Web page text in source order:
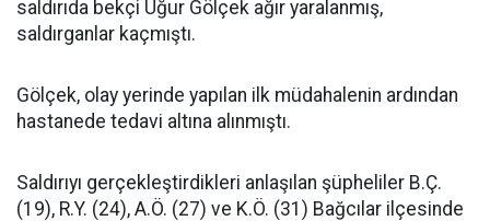
saldırıda bekçi Uğur Gölçek ağır yaralanmış,
saldırganlar kaçmıştı.
Gölçek, olay yerinde yapılan ilk müdahalenin ardından
hastanede tedavi altına alınmıştı.
Saldırıyı gerçekleştirdikleri anlaşılan şüpheliler B.Ç.
(19), R.Y. (24), A.Ö. (27) ve K.Ö. (31) Bağcılar ilçesinde